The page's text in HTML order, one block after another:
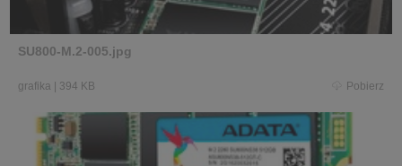
SU800-M.2-005.jpg
grafika | 394 KB Pobierz